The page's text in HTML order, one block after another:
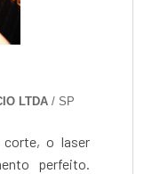
LTDA / SP
corte, o laser
perfeito.